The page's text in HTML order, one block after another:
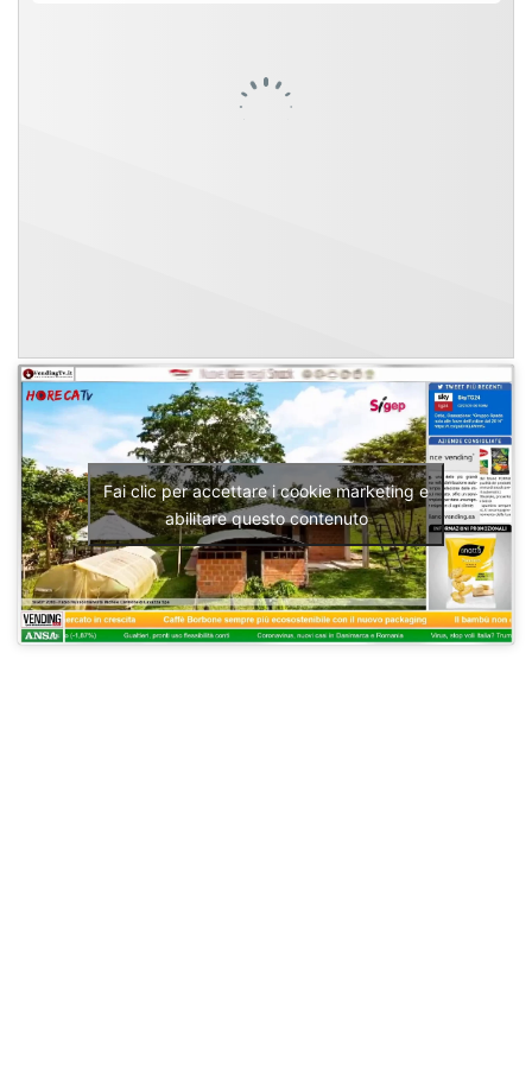
Fai clic per accettare i cookie marketing e
abilitare questo contenuto